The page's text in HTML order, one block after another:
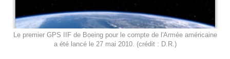
Le premier GPS IIF de Boeing pour le compte de l'Armée américaine
a été lancé le 27 mai 2010. (crédit : D.R.)